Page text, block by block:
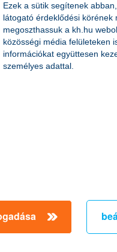
bank digitális innovációs
← Első
Ezek a sütik segítenek
látogató érdeklődési körének
megoszthassuk a kh.hu
közösségi média felületeken
információkat együttesen
személyes adattal.